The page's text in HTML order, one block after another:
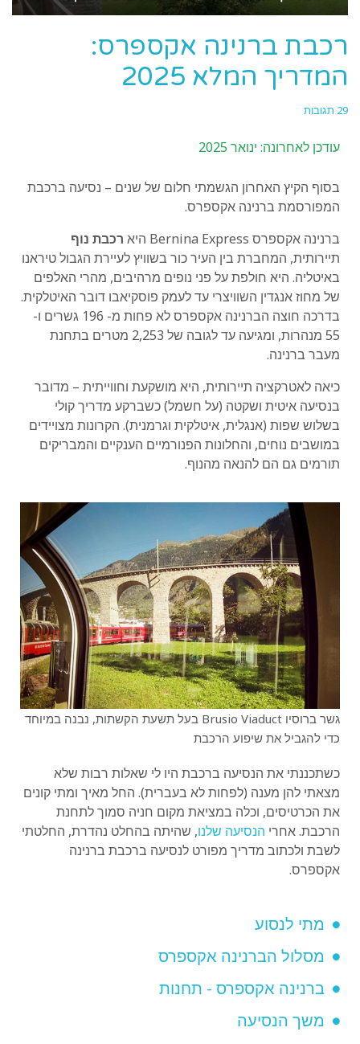
רכבת ברנינה אקספרס:
המדריך המלא 2025
29 תגובות
עודכן לאחרונה: ינואר 2025
בסוף הקיץ האחרון הגשמתי חלום של שנים – נסיעה ברכבת
המפורסמת ברנינה אקספרס.
ברנינה אקספרס Bernina Express היא
רכבת נוף
תיירותית, המחברת בין העיר כור בשוויץ לעיירת הגבול טיראנו
באיטליה. היא חולפת על פני נופים מרהיבים, מהרי האלפים
של מחוז אנגדין השוויצרי עד לעמק פוסקיאבו דובר האיטלקית.
בדרכה חוצה הברנינה אקספרס לא פחות מ- 196 גשרים ו-
55 מנהרות, ומגיעה עד לגובה של 2,253 מטרים בתחנת
מעבר ברנינה.
כיאה לאטרקציה תיירותית, היא מושקעת וחווייתית – מדובר
בנסיעה איטית ושקטה (על חשמל) כשברקע מדריך קולי
בשלוש שפות (אנגלית, איטלקית וגרמנית). הקרונות מצויידים
במושבים נוחים, והחלונות הפנורמיים הענקיים והמבריקים
תורמים גם הם להנאה מהנוף.
גשר ברוסיו Brusio Viaduct בעל תשעת הקשתות, נבנה במיוחד
כדי להגביל את שיפוע הרכבת
כשתכננתי את הנסיעה ברכבת היו לי שאלות רבות שלא
מצאתי להן מענה (לפחות לא בעברית). החל מאיך ומתי קונים
את הכרטיסים, וכלה במציאת מקום חניה סמוך לתחנת
הרכבת. אחרי הנסיעה שלנו, שהיתה בהחלט נהדרת, החלטתי
לשבת ולכתוב מדריך מפורט לנסיעה ברכבת ברנינה
אקספרס.
מתי לנסוע
מסלול הברנינה אקספרס
ברנינה אקספרס - תחנות
משך הנסיעה